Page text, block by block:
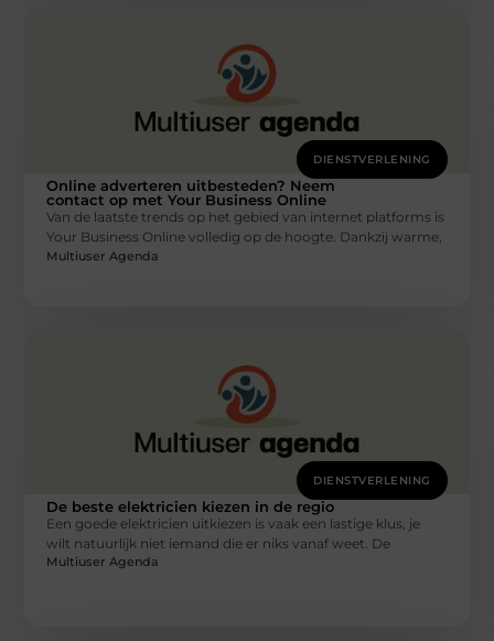
DIENSTVERLENING
Online adverteren uitbesteden? Neem
contact op met Your Business Online
Van de laatste trends op het gebied van internet platforms is
Your Business Online volledig op de hoogte. Dankzij warme,
Multiuser Agenda
DIENSTVERLENING
De beste elektricien kiezen in de regio
Een goede elektricien uitkiezen is vaak een lastige klus, je
wilt natuurlijk niet iemand die er niks vanaf weet. De
Multiuser Agenda